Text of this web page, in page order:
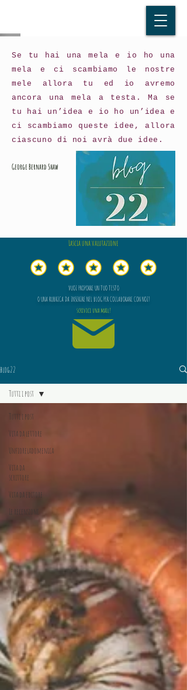
Se tu hai una mela e io ho una
mela e ci scambiamo le nostre
mele allora tu ed io avremo
ancora una mela a testa. Ma se
tu hai un’idea e io ho un’idea e
ci scambiamo queste idee, allora
ciascuno di noi avrà due idee.
George Bernard Shaw
Lascia una valutazione
VUOI PROPORRE UN TUO TESTO
O UNA RUBRICA DA INSERIRE NEL BLOG PER COLLABORARE CON NOI?
scrivici una mail!
blog22
Tutti i post
Vita da lettore
Unfioreladomenica
Vita da
scrittore
Vita da editore
Le recensioni
Tutti i post